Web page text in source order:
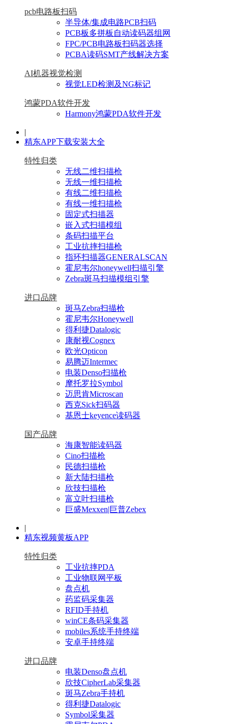
pcb电路板扫码
半导体/集成电路PCB扫码
PCB板多拼板自动读码器组网
FPC/PCB电路板扫码器选择
PCBA读码SMT产线解决方案
AI机器视觉检测
视觉LED检测及NG标记
鸿蒙PDA软件开发
Harmony鸿蒙PDA软件开发
|
精东APP下载安装大全
特性归类
无线二维扫描枪
无线一维扫描枪
有线二维扫描枪
有线一维扫描枪
固定式扫描器
嵌入式扫描模组
条码扫描平台
工业抗摔扫描枪
指环扫描器GENERALSCAN
霍尼韦尔honeywell扫描引擎
Zebra斑马扫描模组引擎
进口品牌
斑马Zebra扫描枪
霍尼韦尔Honeywell
得利捷Datalogic
康耐视Cognex
欧光Opticon
易腾迈Intermec
电装Denso扫描枪
摩托罗拉Symbol
迈思肯Microscan
西克Sick扫码器
基恩士keyence读码器
国产品牌
海康智能读码器
Cino扫描枪
民德扫描枪
新大陆扫描枪
欣技扫描枪
富立叶扫描枪
巨盛Mexxen|巨普Zebex
|
精东视频黄板APP
特性归类
工业抗摔PDA
工业物联网平板
盘点机
药监码采集器
RFID手持机
winCE条码采集器
mobiles系统手持终端
安卓手持终端
进口品牌
电装Denso盘点机
欣技CipherLab采集器
斑马Zebra手持机
得利捷Datalogic
Symbol采集器